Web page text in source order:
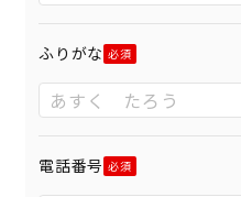
ふりがな
電話番号